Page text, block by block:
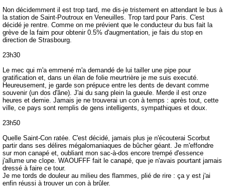
Non décidemment il est trop tard, me dis-je tristement en attendant le bus à
la station de Saint-Poutroux en Veneuilles. Trop tard pour Paris. C'est
décidé je rentre. Comme on me prévient que le conducteur du bus fait la
grève de la faim pour obtenir 0.5% d'augmentation, je fais du stop en
direction de Strasbourg.
23h30
Le mec qui m'a emmené m'a demandé de lui tailler une pipe pour
gratification et, dans un élan de folie meurtrière je me suis executé.
Heureusement, je garde son prépuce entre les dents de devant comme
souvenir (un dos d'âne). J'ai du sang plein la gueule. Merde il est onze
heures et demie. Jamais je ne trouverai un con à temps : après tout, cette
ville, ce pays sont remplis de gens intelligents, sympathiques et doux.
23h50
Quelle Saint-Con ratée. C'est décidé, jamais plus je n'écouterai Scorbut
partir dans ses délires mégalomaniaques de bûcher géant. Je m'effondre
sur mon canapé et, oubliant mon sac-à-dos encore trempé d'essence
j'allume une clope. WAOUFFF fait le canapé, que je n'avais pourtant jamais
dressé à faire ce tour.
Je me tords de douleur au milieu des flammes, plié de rire : ça y est j'ai
enfin réussi à trouver un con à brûler.